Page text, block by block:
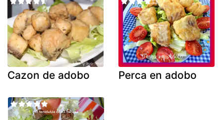
Cazon de adobo Perca en adobo